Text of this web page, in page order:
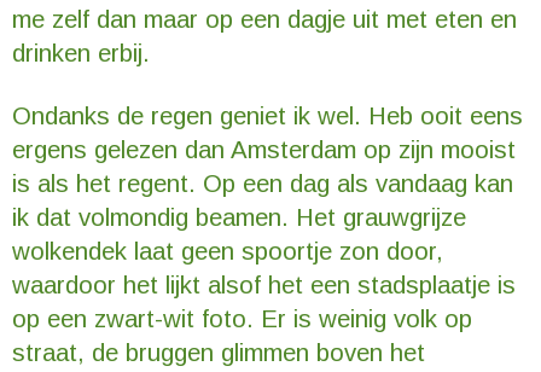
me zelf dan maar op een dagje uit met eten en
drinken erbij.
Ondanks de regen geniet ik wel. Heb ooit eens
ergens gelezen dan Amsterdam op zijn mooist
is als het regent. Op een dag als vandaag kan
ik dat volmondig beamen. Het grauwgrijze
wolkendek laat geen spoortje zon door,
waardoor het lijkt alsof het een stadsplaatje is
op een zwart-wit foto. Er is weinig volk op
straat, de bruggen glimmen boven het